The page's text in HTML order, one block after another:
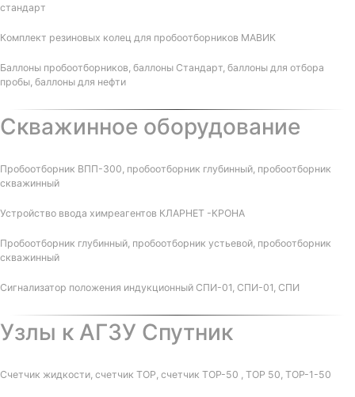
стандарт
Комплект резиновых колец для пробоотборников МАВИК
Баллоны пробоотборников, баллоны Стандарт, баллоны для отбора
пробы, баллоны для нефти
Скважинное оборудование
Пробоотборник ВПП-300, пробоотборник глубинный, пробоотборник
скважинный
Устройство ввода химреагентов КЛАРНЕТ -КРОНА
Пробоотборник глубинный, пробоотборник устьевой, пробоотборник
скважинный
Сигнализатор положения индукционный СПИ-01, СПИ-01, СПИ
Узлы к АГЗУ Спутник
Счетчик жидкости, счетчик ТОР, счетчик ТОР-50 , ТОР 50, ТОР-1-50